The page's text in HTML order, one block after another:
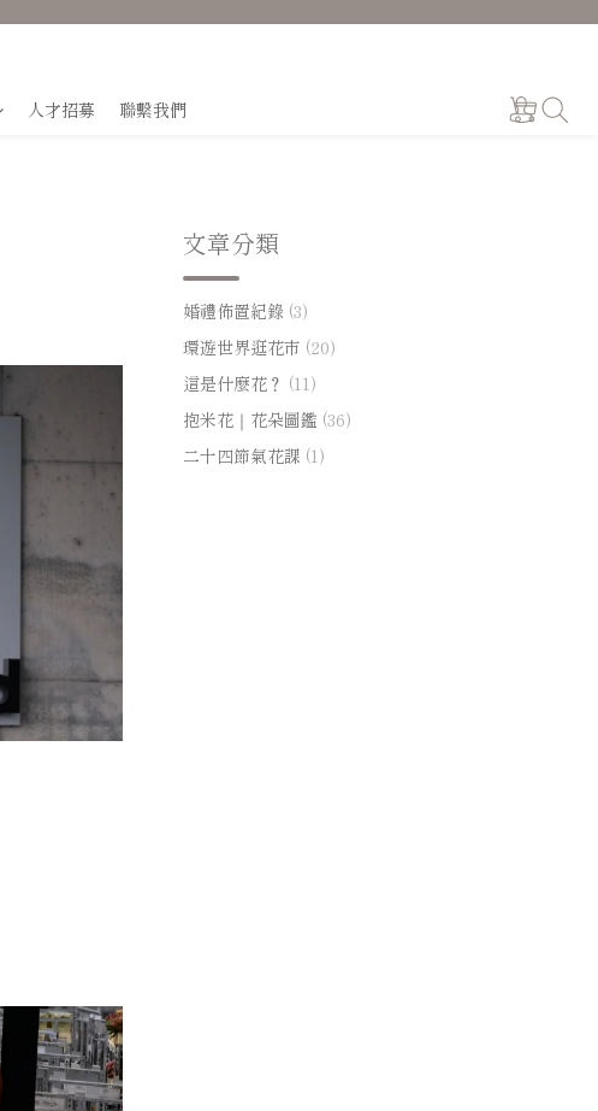
人才招募 聯繫我們
文章分類
婚禮佈置紀錄 (3)
環遊世界逛花市 (20)
這是什麼花？ (11)
抱米花｜花朵圖鑑 (36)
二十四節氣花課 (1)